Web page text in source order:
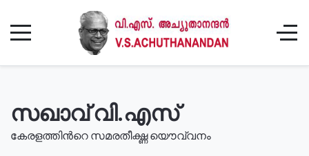
സഖാവ് വി.എസ്
കേരളത്തിൻറെ സമരതീക്ഷ്ണ യൌവ്വനം